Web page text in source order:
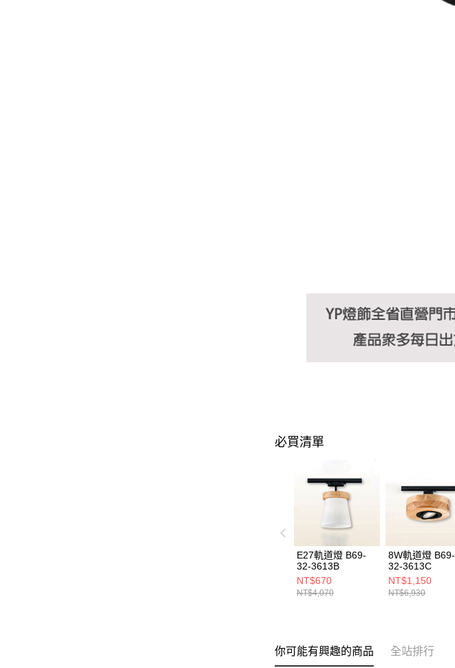
必買清單
E27軌道燈 B69-
32-3613B
NT$670
NT$4,070
8W軌道燈 B69-
32-3613C
NT$1,150
NT$6,930
你可能有興趣的商品 全站排行